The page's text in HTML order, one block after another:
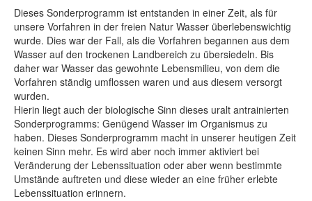
Dieses Sonderprogramm ist entstanden in einer Zeit, als für
unsere Vorfahren in der freien Natur Wasser überlebenswichtig
wurde. Dies war der Fall, als die Vorfahren begannen aus dem
Wasser auf den trockenen Landbereich zu übersiedeln. Bis
daher war Wasser das gewohnte Lebensmilieu, von dem die
Vorfahren ständig umflossen waren und aus diesem versorgt
wurden.
Hierin liegt auch der biologische Sinn dieses uralt antrainierten
Sonderprogramms: Genügend Wasser im Organismus zu
haben. Dieses Sonderprogramm macht in unserer heutigen Zeit
keinen Sinn mehr. Es wird aber noch immer aktiviert bei
Veränderung der Lebenssituation oder aber wenn bestimmte
Umstände auftreten und diese wieder an eine früher erlebte
Lebenssituation erinnern.